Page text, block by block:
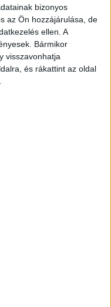
bizonyos
az Ön hozzájárulása, de
ellen. A
Bármikor
visszavonhatja
és rákattint az oldal
egy
az alábbi